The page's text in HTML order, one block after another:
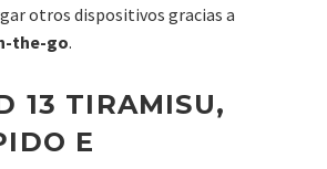
otros dispositivos gracias a
the-go.
13 TIRAMISU,
E